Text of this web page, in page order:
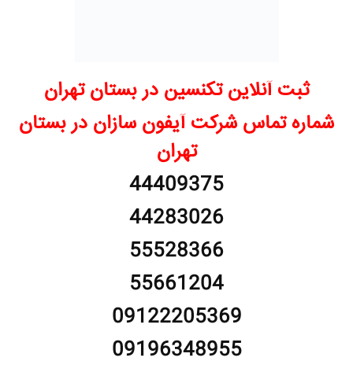
ثبت آنلاین تکنسین در بستان تهران
شماره تماس شرکت آیفون سازان در بستان
تهران
44409375
44283026
55528366
55661204
09122205369
09196348955